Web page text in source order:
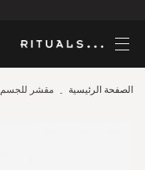
الصفحة الرئيسية مقشر للجسم